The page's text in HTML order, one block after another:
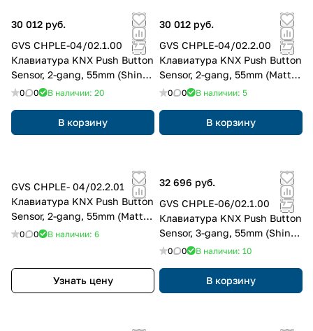
30 012 руб.
GVS CHPLE-04/02.1.00
Клавиатура KNX Push Button
Sensor, 2-gang, 55mm (Shiny
Finish)
0 0 В наличии: 20
В корзину
30 012 руб.
GVS CHPLE-04/02.2.00
Клавиатура KNX Push Button
Sensor, 2-gang, 55mm (Matt
Finish)
0 0 В наличии: 5
В корзину
GVS CHPLE- 04/02.2.01
Клавиатура KNX Push Button
Sensor, 2-gang, 55mm (Matt
Finish)
0 0 В наличии: 6
Узнать цену
32 696 руб.
GVS CHPLE-06/02.1.00
Клавиатура KNX Push Button
Sensor, 3-gang, 55mm (Shiny
Finish)
0 0 В наличии: 10
В корзину